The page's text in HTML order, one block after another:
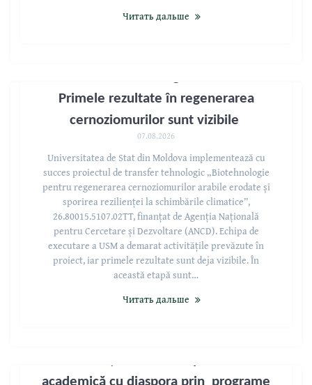
Читать дальше
Primele rezultate în regenerarea
cernoziomurilor sunt vizibile
07.08.2026
Universitatea de Stat din Moldova implementează cu
succes proiectul de transfer tehnologic „Biotehnologie
pentru regenerarea cernoziomurilor arabile erodate și
sporirea rezilienței la schimbările climatice”,
26.80015.5107.02TT, finanțat de Agenția Națională
pentru Cercetare și Dezvoltare (ANCD). Echipa de
executare a USM a demarat activitățile prevăzute în
proiect, iar primele rezultate sunt deja vizibile. În
această etapă sunt…
Читать дальше